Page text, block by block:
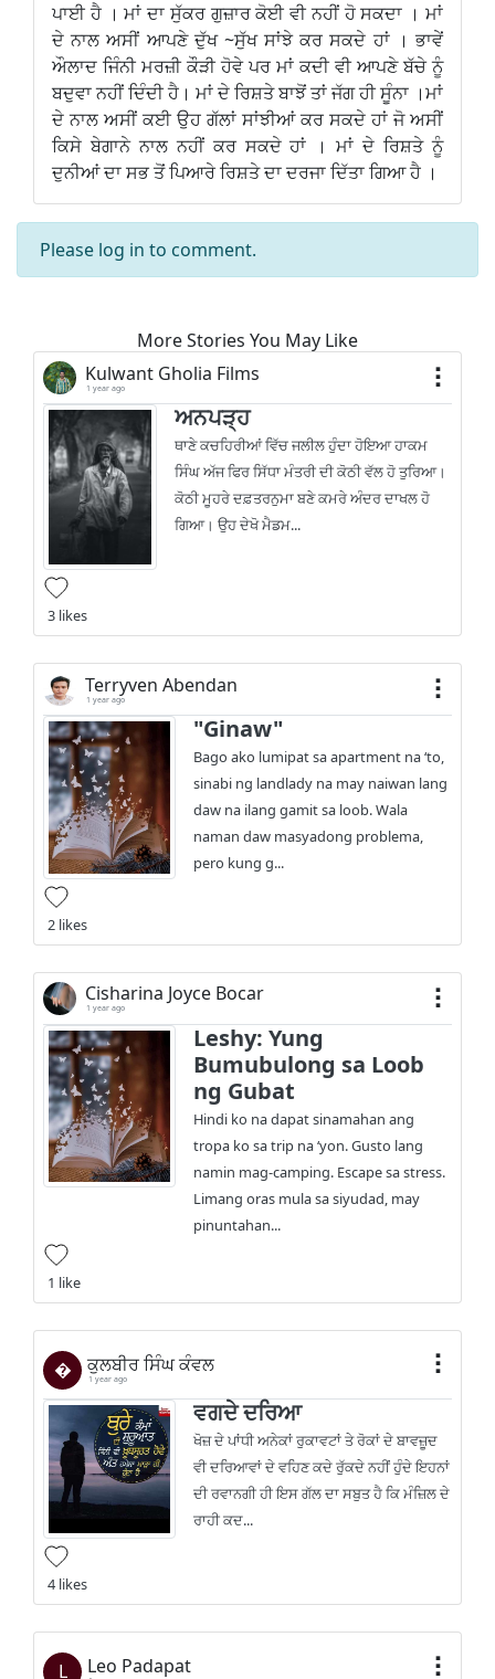
ਪਾਈ ਹੈ । ਮਾਂ ਦਾ ਸੁੱਕਰ ਗੁਜ਼ਾਰ ਕੋਈ ਵੀ ਨਹੀਂ ਹੋ ਸਕਦਾ । ਮਾਂ
ਦੇ ਨਾਲ ਅਸੀਂ ਆਪਣੇ ਦੁੱਖ ~ਸੁੱਖ ਸਾਂਝੇ ਕਰ ਸਕਦੇ ਹਾਂ । ਭਾਵੇਂ
ਔਲਾਦ ਜਿੰਨੀ ਮਰਜ਼ੀ ਕੌੜੀ ਹੋਵੇ ਪਰ ਮਾਂ ਕਦੀ ਵੀ ਆਪਣੇ ਬੱਚੇ ਨੂੰ
ਬਦੁਵਾ ਨਹੀਂ ਦਿੰਦੀ ਹੈ। ਮਾਂ ਦੇ ਰਿਸ਼ਤੇ ਬਾਝੋਂ ਤਾਂ ਜੱਗ ਹੀ ਸੂੰਨਾ ।ਮਾਂ
ਦੇ ਨਾਲ ਅਸੀਂ ਕਈ ਉਹ ਗੱਲਾਂ ਸਾਂਝੀਆਂ ਕਰ ਸਕਦੇ ਹਾਂ ਜੋ ਅਸੀਂ
ਕਿਸੇ ਬੇਗਾਨੇ ਨਾਲ ਨਹੀਂ ਕਰ ਸਕਦੇ ਹਾਂ । ਮਾਂ ਦੇ ਰਿਸ਼ਤੇ ਨੂੰ
ਦੁਨੀਆਂ ਦਾ ਸਭ ਤੋਂ ਪਿਆਰੇ ਰਿਸ਼ਤੇ ਦਾ ਦਰਜਾ ਦਿੱਤਾ ਗਿਆ ਹੈ ।
Please log in to comment.
More Stories You May Like
Kulwant Gholia Films
1 year ago
ਅਨਪੜ੍ਹ
ਥਾਣੇ ਕਚਹਿਰੀਆਂ ਵਿੱਚ ਜਲੀਲ ਹੁੰਦਾ ਹੋਇਆ ਹਾਕਮ
ਸਿੰਘ ਅੱਜ ਫਿਰ ਸਿੱਧਾ ਮੰਤਰੀ ਦੀ ਕੋਠੀ ਵੱਲ ਹੋ ਤੁਰਿਆ।
ਕੋਠੀ ਮੂਹਰੇ ਦਫ਼ਤਰਨੁਮਾ ਬਣੇ ਕਮਰੇ ਅੰਦਰ ਦਾਖਲ ਹੋ
ਗਿਆ। ਉਹ ਦੇਖੋ ਮੈਡਮ...
3 likes
Terryven Abendan
1 year ago
"Ginaw"
Bago ako lumipat sa apartment na ‘to,
sinabi ng landlady na may naiwan lang
daw na ilang gamit sa loob. Wala
naman daw masyadong problema,
pero kung g...
2 likes
Cisharina Joyce Bocar
1 year ago
Leshy: Yung
Bumubulong sa Loob
ng Gubat
Hindi ko na dapat sinamahan ang
tropa ko sa trip na ‘yon. Gusto lang
namin mag-camping. Escape sa stress.
Limang oras mula sa siyudad, may
pinuntahan...
1 like
� ਕੁਲਬੀਰ ਸਿੰਘ ਕੰਵਲ
1 year ago
ਵਗਦੇ ਦਰਿਆ
ਖੋਜ਼ ਦੇ ਪਾਂਧੀ ਅਨੇਕਾਂ ਰੁਕਾਵਟਾਂ ਤੇ ਰੋਕਾਂ ਦੇ ਬਾਵਜ਼ੂਦ
ਵੀ ਦਰਿਆਵਾਂ ਦੇ ਵਹਿਣ ਕਦੇ ਰੁੱਕਦੇ ਨਹੀਂ ਹੁੰਦੇ ਇਹਨਾਂ
ਦੀ ਰਵਾਨਗੀ ਹੀ ਇਸ ਗੱਲ ਦਾ ਸਬੁਤ ਹੈ ਕਿ ਮੰਜ਼ਿਲ ਦੇ
ਰਾਹੀ ਕਦ...
4 likes
L Leo Padapat